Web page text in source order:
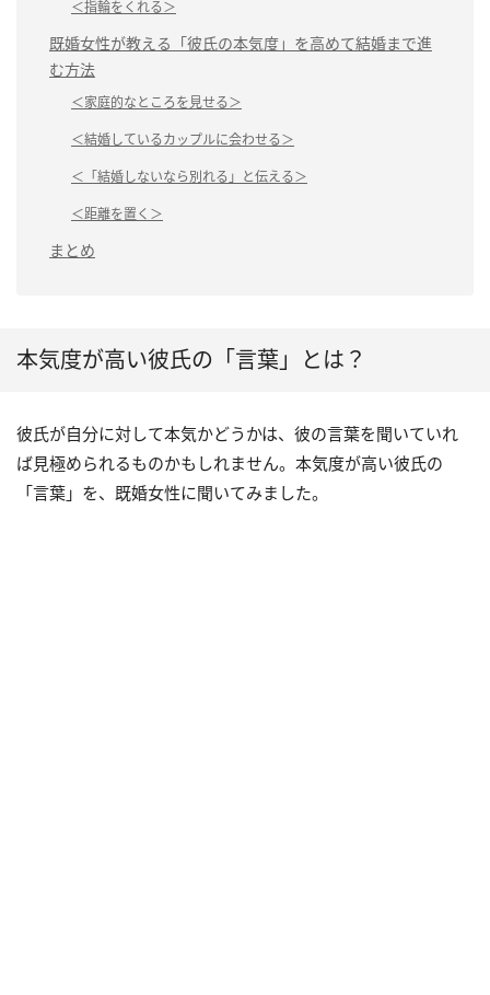
＜指輪をくれる＞
既婚女性が教える「彼氏の本気度」を高めて結婚まで進
む方法
＜家庭的なところを見せる＞
＜結婚しているカップルに会わせる＞
＜「結婚しないなら別れる」と伝える＞
＜距離を置く＞
まとめ
本気度が高い彼氏の「言葉」とは？
彼氏が自分に対して本気かどうかは、彼の言葉を聞いていれ
ば見極められるものかもしれません。本気度が高い彼氏の
「言葉」を、既婚女性に聞いてみました。